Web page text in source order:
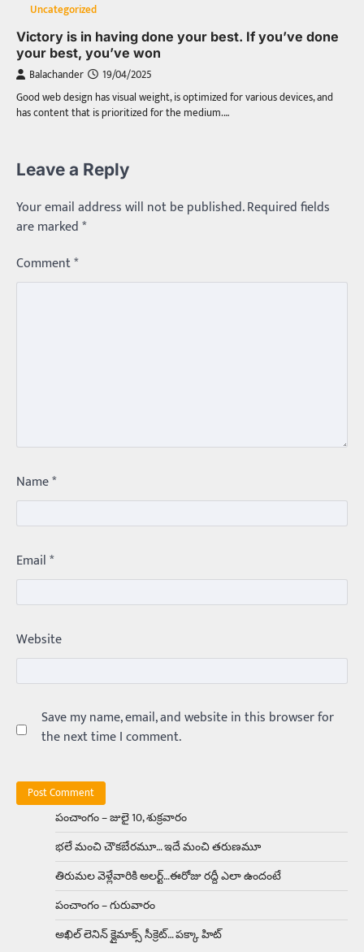
Uncategorized
Victory is in having done your best. If you’ve done
your best, you’ve won
Balachander 19/04/2025
Good web design has visual weight, is optimized for various devices, and
has content that is prioritized for the medium.…
Leave a Reply
Your email address will not be published.Required fields
are marked*
Comment*
Name*
Email*
Website
Save my name, email, and website in this browser for
the next time I comment.
పంచాంగం – జులై 10, శుక్రవారం
భలే మంచి చౌకబేరమూ… ఇదే మంచి తరుణమూ
తిరుమల వెళ్లేవారికి అలర్ట్‌…ఈరోజు రద్దీ ఎలా ఉందంటే
పంచాంగం – గురువారం
అఖిల్‌ లెనిన్ క్లైమాక్స్‌ సీక్రెట్‌… పక్కా హిట్‌
3
Balachander 22/05/2026
భారత ఆటోమొబైల్ చరిత్రలో మధ్యతరగతి కుటుంబాల
Balachander 15/04/2026
అందమైన అమ్మాయిని పుత్తడి బొమ్మఅని లేదా బాపూ
అందంగా ఉంటారనే నానుడి…
Balachander
ఉత్తర ప్రదేశ్‌లోని ఝాన్సీ జిల్లాలో ఒక వింతైన రోడ్డు
ప్రమాదం చోటుచేసుకుంది. ఝాన్సీ–కాన్పూర్ జాతీయ
రహదారిపై వేల సంఖ్యలో బీరు…
Trending
అక్కడ ఆదివారం బట్టలు ఉతికితే…జైలుకే